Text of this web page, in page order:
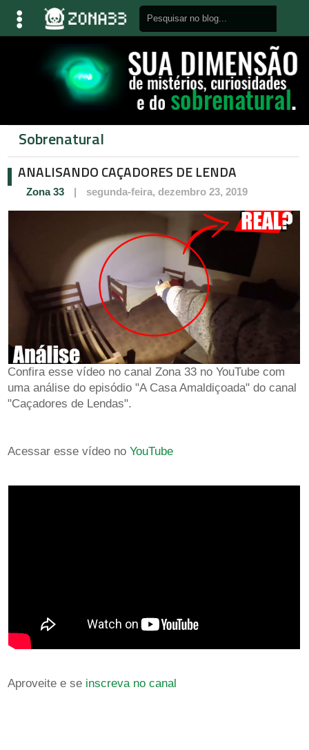
Sobrenatural
ANALISANDO CAÇADORES DE LENDA
Zona 33 segunda-feira, dezembro 23, 2019
Confira esse vídeo no canal Zona 33 no YouTube com
uma análise do episódio "A Casa Amaldiçoada" do canal
"Caçadores de Lendas".
Acessar esse vídeo no YouTube
Aproveite e se inscreva no canal